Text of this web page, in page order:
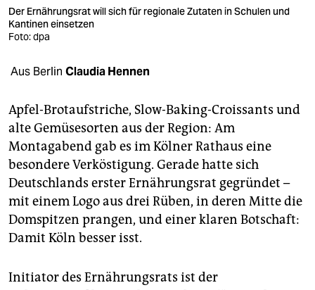
verlag
veranstaltungen
unterstützen
abo
genossenschaft
epaper login
Der Ernährungsrat will sich für regionale Zutaten in Schulen und
Kantinen einsetzen
Foto: dpa
Aus Berlin Claudia Hennen
Apfel-Brotaufstriche, Slow-Baking-Croissants und
alte Gemüsesorten aus der Region: Am
Montagabend gab es im Kölner Rathaus eine
besondere Verköstigung. Gerade hatte sich
Deutschlands erster Ernährungsrat gegründet –
mit einem Logo aus drei Rüben, in deren Mitte die
Domspitzen prangen, und einer klaren Botschaft:
Damit Köln besser isst.
Initiator des Ernährungsrats ist der